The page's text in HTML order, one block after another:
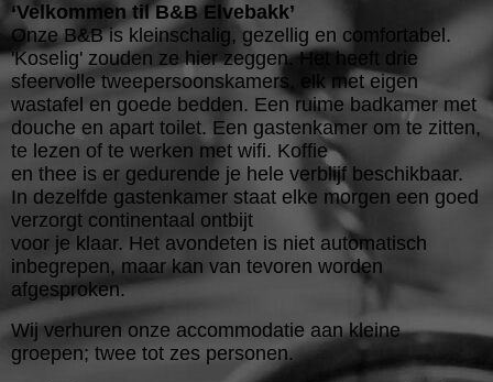
‘Velkommen til B&B Elvebakk’
Onze B&B is kleinschalig, gezellig en comfortabel.
'Koselig' zouden ze hier zeggen. Het heeft drie
sfeervolle tweepersoonskamers, elk met eigen
wastafel en goede bedden. Een ruime badkamer met
douche en apart toilet. Een gastenkamer om te zitten,
te lezen of te werken met wifi. Koffie
en thee is er gedurende je hele verblijf beschikbaar.
In dezelfde gastenkamer staat elke morgen een goed
verzorgt continentaal ontbijt
voor je klaar. Het avondeten is niet automatisch
inbegrepen, maar kan van tevoren worden
afgesproken.
Wij verhuren onze accommodatie aan kleine
groepen; twee tot zes personen.